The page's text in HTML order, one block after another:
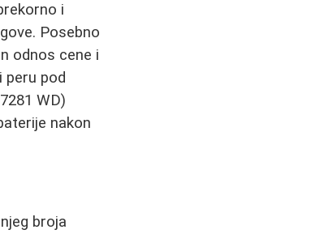
i
Posebno
odnos cene i
peru pod
WD)
nakon
broja